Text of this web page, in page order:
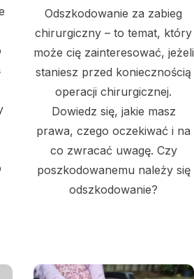
Odszkodowanie za zabieg
chirurgiczny – to temat, który
może cię zainteresować, jeżeli
staniesz przed koniecznością
operacji chirurgicznej.
Dowiedz się, jakie masz
prawa, czego oczekiwać i na
co zwracać uwagę. Czy
poszkodowanemu należy się
odszkodowanie?